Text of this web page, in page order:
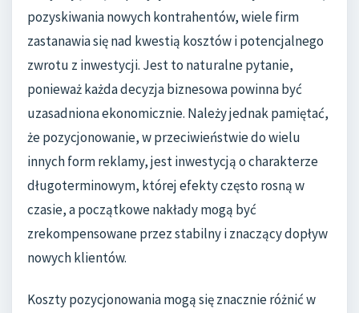
pozyskiwania nowych kontrahentów, wiele firm
zastanawia się nad kwestią kosztów i potencjalnego
zwrotu z inwestycji. Jest to naturalne pytanie,
ponieważ każda decyzja biznesowa powinna być
uzasadniona ekonomicznie. Należy jednak pamiętać,
że pozycjonowanie, w przeciwieństwie do wielu
innych form reklamy, jest inwestycją o charakterze
długoterminowym, której efekty często rosną w
czasie, a początkowe nakłady mogą być
zrekompensowane przez stabilny i znaczący dopływ
nowych klientów.
Koszty pozycjonowania mogą się znacznie różnić w